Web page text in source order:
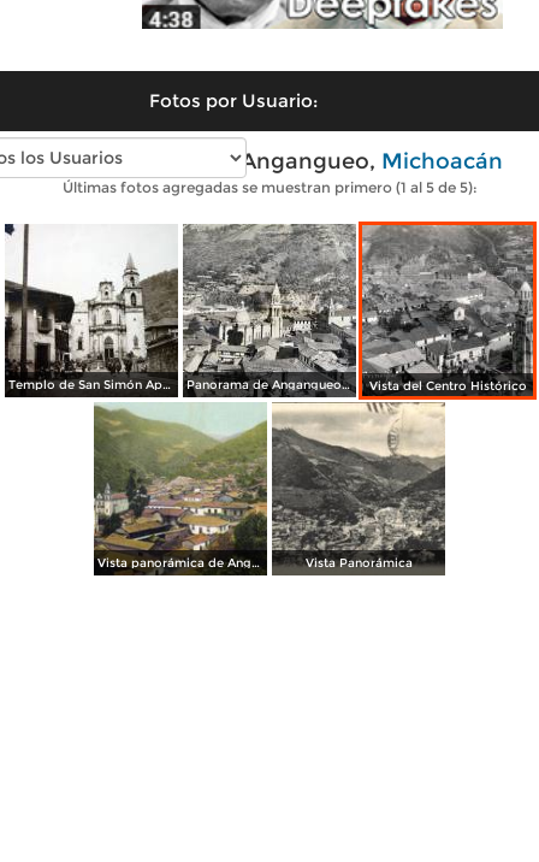
Fotos por Usuario:
Fotos antiguas de Angangueo, Michoacán
Últimas fotos agregadas se muestran primero (1 al 5 de 5):
Templo de San Simón Apóstol, en Angangueo Michoacán Panorama de Angangueo Michoacan en 1924 Vista del Centro Histórico
Vista panorámica de Angangueo Vista Panorámica